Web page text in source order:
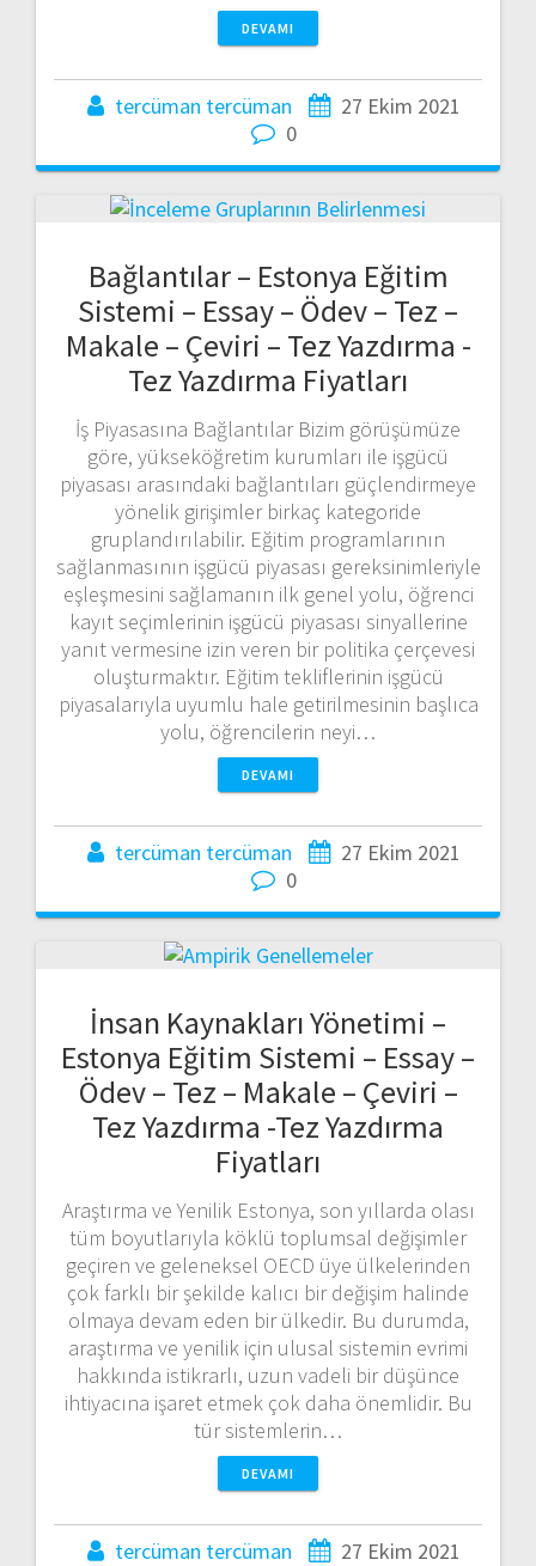
DEVAMI
tercüman tercüman
27 Ekim 2021
0
Bağlantılar – Estonya Eğitim
Sistemi – Essay – Ödev – Tez –
Makale – Çeviri – Tez Yazdırma -
Tez Yazdırma Fiyatları
İş Piyasasına Bağlantılar Bizim görüşümüze
göre, yükseköğretim kurumları ile işgücü
piyasası arasındaki bağlantıları güçlendirmeye
yönelik girişimler birkaç kategoride
gruplandırılabilir. Eğitim programlarının
sağlanmasının işgücü piyasası gereksinimleriyle
eşleşmesini sağlamanın ilk genel yolu, öğrenci
kayıt seçimlerinin işgücü piyasası sinyallerine
yanıt vermesine izin veren bir politika çerçevesi
oluşturmaktır. Eğitim tekliflerinin işgücü
piyasalarıyla uyumlu hale getirilmesinin başlıca
yolu, öğrencilerin neyi…
DEVAMI
tercüman tercüman
27 Ekim 2021
0
İnsan Kaynakları Yönetimi –
Estonya Eğitim Sistemi – Essay –
Ödev – Tez – Makale – Çeviri –
Tez Yazdırma -Tez Yazdırma
Fiyatları
Araştırma ve Yenilik Estonya, son yıllarda olası
tüm boyutlarıyla köklü toplumsal değişimler
geçiren ve geleneksel OECD üye ülkelerinden
çok farklı bir şekilde kalıcı bir değişim halinde
olmaya devam eden bir ülkedir. Bu durumda,
araştırma ve yenilik için ulusal sistemin evrimi
hakkında istikrarlı, uzun vadeli bir düşünce
ihtiyacına işaret etmek çok daha önemlidir. Bu
tür sistemlerin…
DEVAMI
tercüman tercüman
27 Ekim 2021